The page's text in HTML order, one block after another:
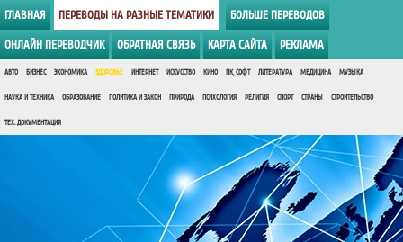
ГЛАВНАЯ ПЕРЕВОДЫ НА РАЗНЫЕ ТЕМАТИКИ БОЛЬШЕ ПЕРЕВОДОВ
ОНЛАЙН ПЕРЕВОДЧИК ОБРАТНАЯ СВЯЗЬ КАРТА САЙТА РЕКЛАМА
АВТО БИЗНЕС ЭКОНОМИКА ЗДОРОВЬЕ ИНТЕРНЕТ ИСКУССТВО КИНО ПК, СОФТ ЛИТЕРАТУРА МЕДИЦИНА МУЗЫКА
НАУКА И ТЕХНИКА ОБРАЗОВАНИЕ ПОЛИТИКА И ЗАКОН ПРИРОДА ПСИХОЛОГИЯ РЕЛИГИЯ СПОРТ СТРАНЫ СТРОИТЕЛЬСТВО
ТЕХ. ДОКУМЕНТАЦИЯ